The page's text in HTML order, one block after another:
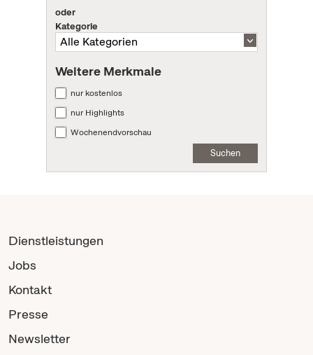
oder
Kategorie
Weitere Merkmale
nur kostenlos
nur Highlights
Wochenendvorschau
Suchen
Dienstleistungen
Jobs
Kontakt
Presse
Newsletter